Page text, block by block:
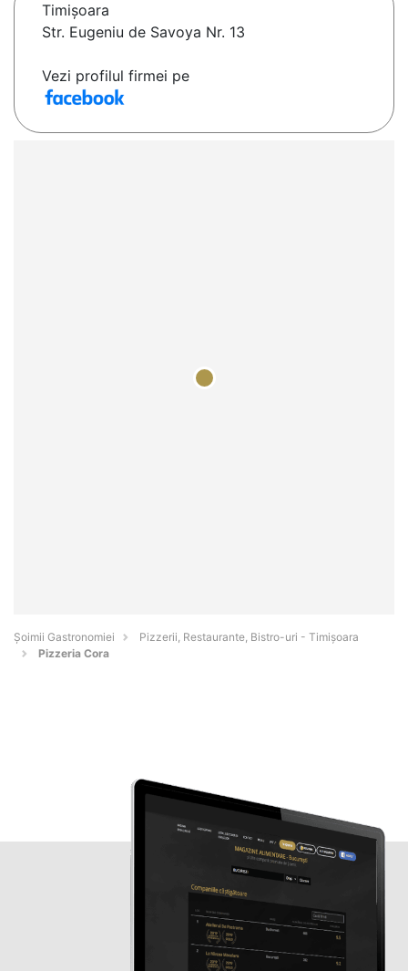
Timişoara
Str. Eugeniu de Savoya Nr. 13
Vezi profilul firmei pe
Șoimii Gastronomiei
Pizzerii, Restaurante, Bistro-uri - Timişoara
Pizzeria Cora